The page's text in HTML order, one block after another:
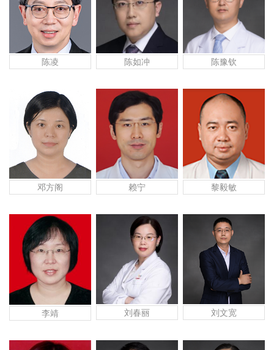
陈凌 陈如冲 陈豫钦
邓方阁 赖宁 黎毅敏
李靖 刘春丽 刘文宽